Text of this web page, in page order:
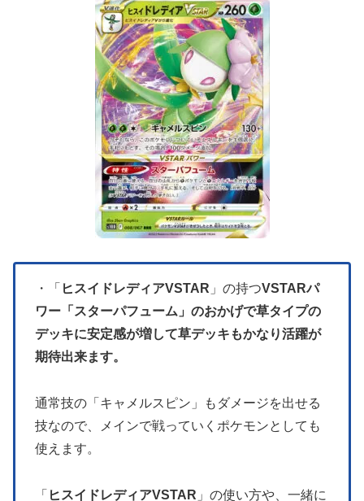
・「 ヒスイドレディアVSTAR 」の持つVSTARパ
ワー「スターパフューム」のおかげで草タイプの
デッキに安定感が増して草デッキもかなり活躍が
期待出来ます。
通常技の「キャメルスピン」もダメージを出せる
技なので、メインで戦っていくポケモンとしても
使えます。
「 ヒスイドレディアVSTAR 」の使い方や、一緒に